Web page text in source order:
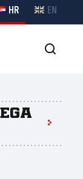
HR EN